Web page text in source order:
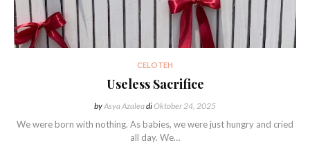
CELOTEH
Useless Sacrifice
byAsya AzaleadiOktober 24, 2025
We were born with nothing. As babies, we were just hungry and cried
all day. We…